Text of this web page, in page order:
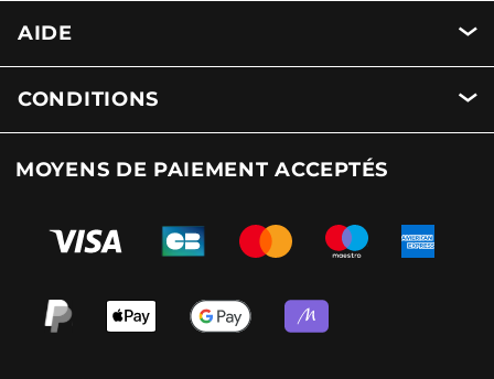
AIDE
CONDITIONS
MOYENS DE PAIEMENT ACCEPTÉS